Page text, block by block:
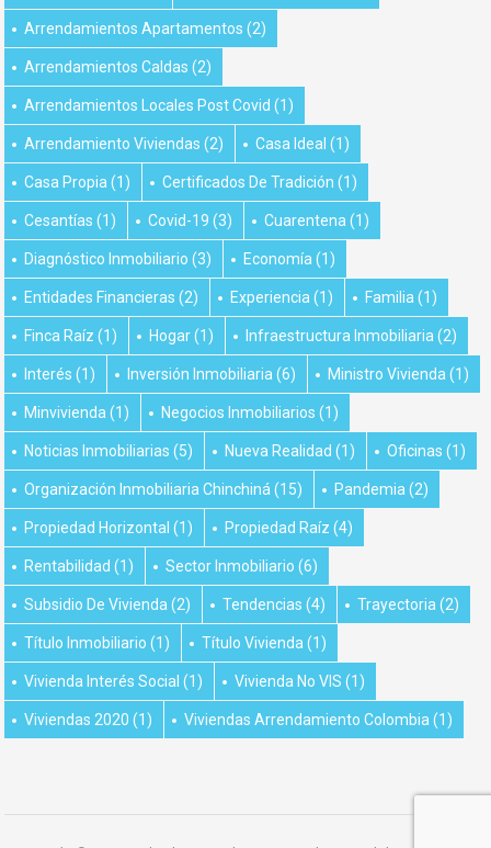
Arrendamientos Apartamentos (2)
Arrendamientos Caldas (2)
Arrendamientos Locales Post Covid (1)
Arrendamiento Viviendas (2) Casa Ideal (1)
Casa Propia (1) Certificados De Tradición (1)
Cesantías (1) Covid-19 (3) Cuarentena (1)
Diagnóstico Inmobiliario (3) Economía (1)
Entidades Financieras (2) Experiencia (1) Familia (1)
Finca Raíz (1) Hogar(1) Infraestructura Inmobiliaria (2)
Interés (1) Inversión Inmobiliaria (6) Ministro Vivienda (1)
Minvivienda (1) Negocios Inmobiliarios (1)
Noticias Inmobiliarias (5) Nueva Realidad (1) Oficinas (1)
Organización Inmobiliaria Chinchiná (15) Pandemia (2)
Propiedad Horizontal (1) Propiedad Raíz (4)
Rentabilidad (1) Sector Inmobiliario (6)
Subsidio De Vivienda (2) Tendencias (4) Trayectoria (2)
Título Inmobiliario (1) Título Vivienda (1)
Vivienda Interés Social (1) Vivienda No VIS (1)
Viviendas 2020 (1) Viviendas Arrendamiento Colombia (1)